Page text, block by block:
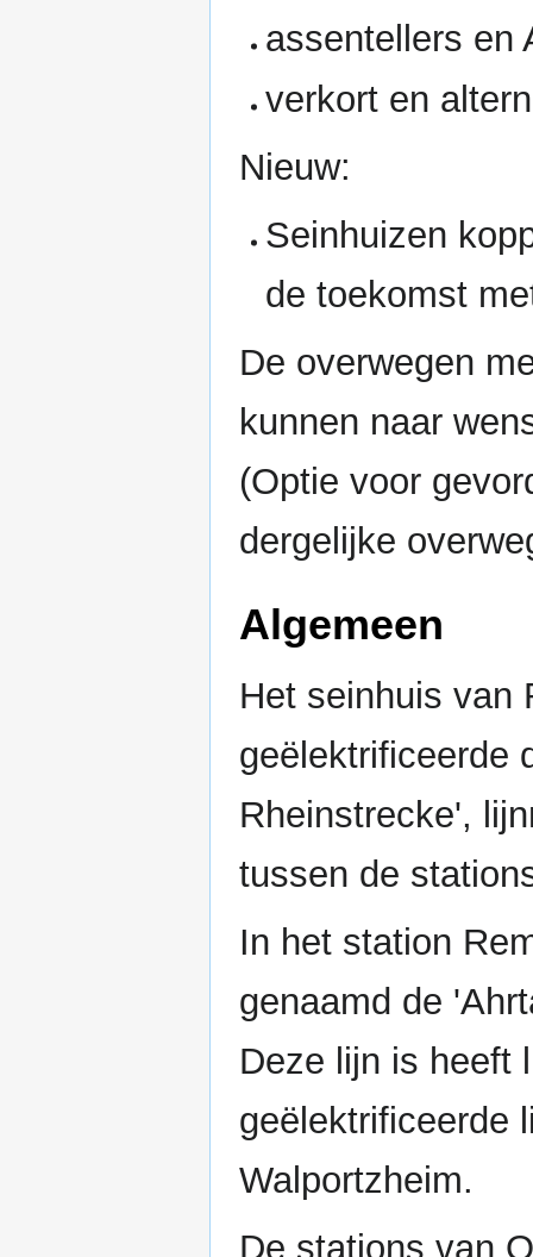
assentellers en
verkort en
Nieuw:
Seinhuizen
de toekomst
De overwegen
kunnen naar
(Optie voor
dergelijke
Algemeen
Het seinhuis van
geëlektrificeerde
Rheinstrecke',
tussen de
In het station
genaamd de
Deze lijn is heeft
geëlektrificeerde
Walportzheim.
De stations van